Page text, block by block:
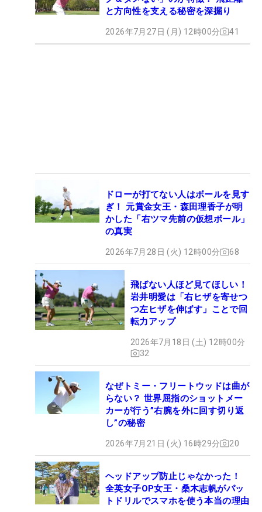
と方向性を支える秘密を深掘り
2026年7月27日 (月) 12時00分 41
ドローが打てない人はボールを見す
ぎ！ 元賞金女王・森田理香子が明
かした「右ツマ先前の仮想ボール」
の真実
2026年7月28日 (火) 12時00分 68
飛ばない人ほど見てほしい！
岩井明愛は「右ヒザを寄せつ
つ左ヒザを伸ばす」ことで回
転力アップ
2026年7月18日 (土) 12時00分
32
なぜトミー・フリートウッドは曲が
らない？ 世界屈指のショットメー
カーが行う”右腕を外に回す切り返
し”の秘密
2026年7月21日 (火) 16時29分 20
ヘッドアップ防止じゃなかった！
全英女子OP女王・桑木志帆がパッ
トドリルでスマホを使う本当の理由